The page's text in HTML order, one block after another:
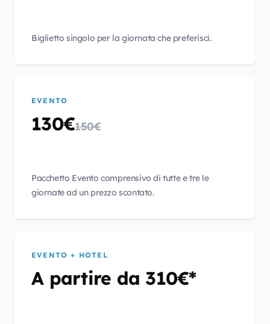
Biglietto singolo per la giornata che preferisci.
EVENTO
130€150€
Pacchetto Evento comprensivo di tutte e tre le
giornate ad un prezzo scontato.
EVENTO + HOTEL
A partire da 310€*